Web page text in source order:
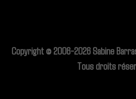
Copyright © 2006-2026 Sabine
Tous droits